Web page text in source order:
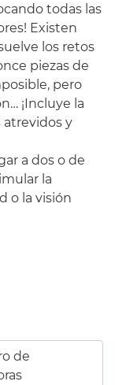
todas las
Existen
los retos
piezas de
pero
¡Incluye la
atrevidos y
a dos o de
la
o la visión
de